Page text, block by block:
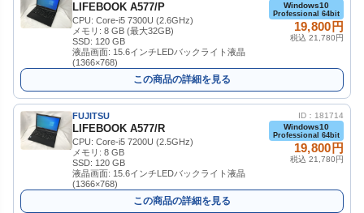
LIFEBOOK A577/P
CPU: Core-i5 7300U (2.6GHz)
メモリ: 8 GB (最大32GB)
SSD: 120 GB
液晶画面: 15.6インチLEDバックライト液晶
(1366×768)
Windows10
Professional 64bit
19,800円
税込 21,780円
この商品の詳細を見る
FUJITSU
LIFEBOOK A577/R
CPU: Core-i5 7200U (2.5GHz)
メモリ: 8 GB
SSD: 120 GB
液晶画面: 15.6インチLEDバックライト液晶
(1366×768)
ID：181714
Windows10
Professional 64bit
19,800円
税込 21,780円
この商品の詳細を見る